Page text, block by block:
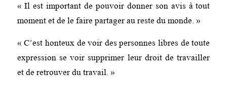
« Il est important de pouvoir donner son avis à tout
moment et de le faire partager au reste du monde. »
« C’est honteux de voir des personnes libres de toute
expression se voir supprimer leur droit de travailler
et de retrouver du travail. »